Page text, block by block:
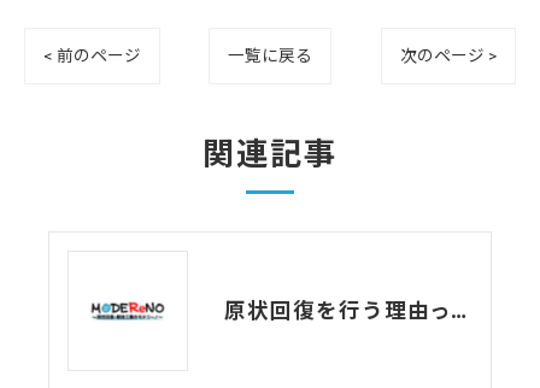
< 前のページ 一覧に戻る 次のページ >
関連記事
原状回復を行う理由って？よくある事例もご紹介します